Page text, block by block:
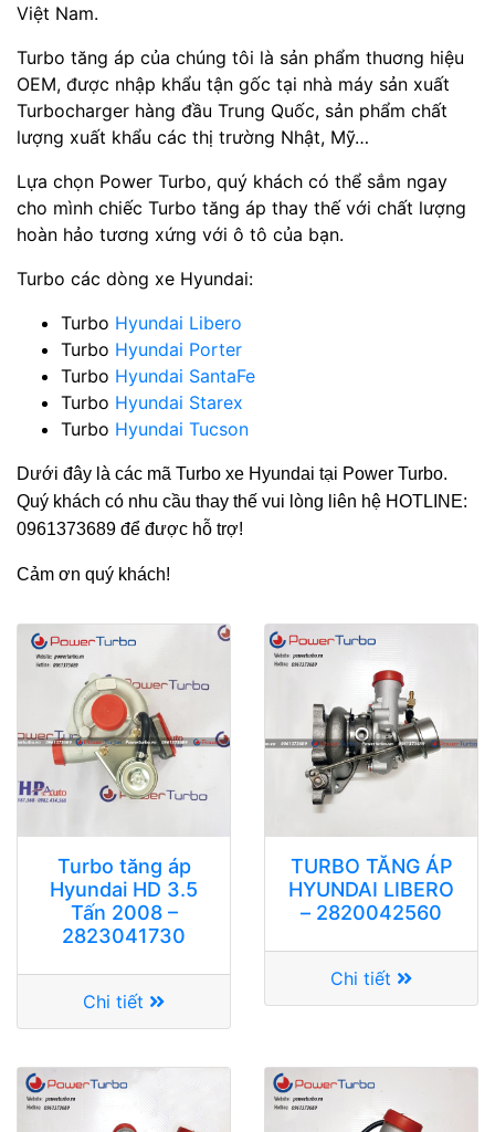
Việt Nam.
Turbo tăng áp của chúng tôi là sản phẩm thuơng hiệu
OEM, được nhập khẩu tận gốc tại nhà máy sản xuất
Turbocharger hàng đầu Trung Quốc, sản phẩm chất
lượng xuất khẩu các thị trường Nhật, Mỹ…
Lựa chọn Power Turbo, quý khách có thể sắm ngay
cho mình chiếc Turbo tăng áp thay thế với chất lượng
hoàn hảo tương xứng với ô tô của bạn.
Turbo các dòng xe Hyundai:
Turbo Hyundai Libero
Turbo Hyundai Porter
Turbo Hyundai SantaFe
Turbo Hyundai Starex
Turbo Hyundai Tucson
Dưới đây là các mã Turbo xe Hyundai tại Power Turbo.
Quý khách có nhu cầu thay thế vui lòng liên hệ HOTLINE:
0961373689 để được hỗ trợ!
Cảm ơn quý khách!
Turbo tăng áp
Hyundai HD 3.5
Tấn 2008 –
2823041730
Chi tiết
TURBO TĂNG ÁP
HYUNDAI LIBERO
– 2820042560
Chi tiết